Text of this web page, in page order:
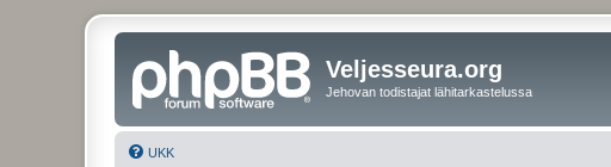
Veljesseura.org
Jehovan todistajat lähitarkastelussa
UKK